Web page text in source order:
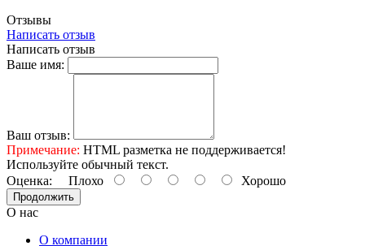
Отзывы
Написать отзыв
Написать отзыв
Ваше имя:
Ваш отзыв:
Примечание: HTML разметка не поддерживается!
Используйте обычный текст.
Оценка: Плохо Хорошо
Продолжить
О нас
О компании